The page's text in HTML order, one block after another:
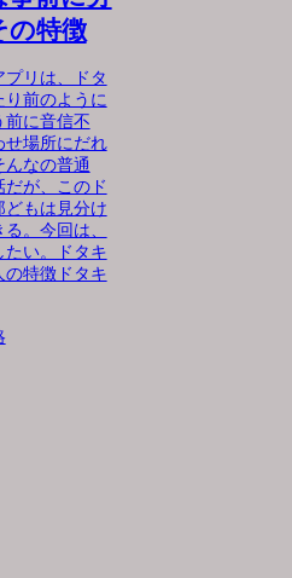
の特徴
プリは、ドタ
り前のように
前に音信不
せ場所にだれ
んなの普通
だが、このド
どもは見分け
。今回は、
たい。ドタキ
の特徴ドタキ